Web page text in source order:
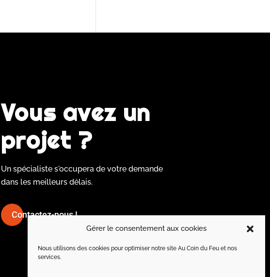
Gérer le consentement aux cookies
Nous utilisons des cookies pour optimiser notre site Au Coin du Feu et nos
services.
Vous avez un
projet ?
Un spécialiste s'occupera de votre demande
dans les meilleurs délais.
Contactez-nous !